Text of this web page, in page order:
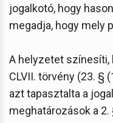
jogalkotó, hogy
megadja, hogy mely
A helyzetet színesíti,
CLVII. törvény (23. §
azt tapasztalta a
meghatározások a